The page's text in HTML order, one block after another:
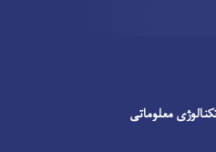
معلوماتی